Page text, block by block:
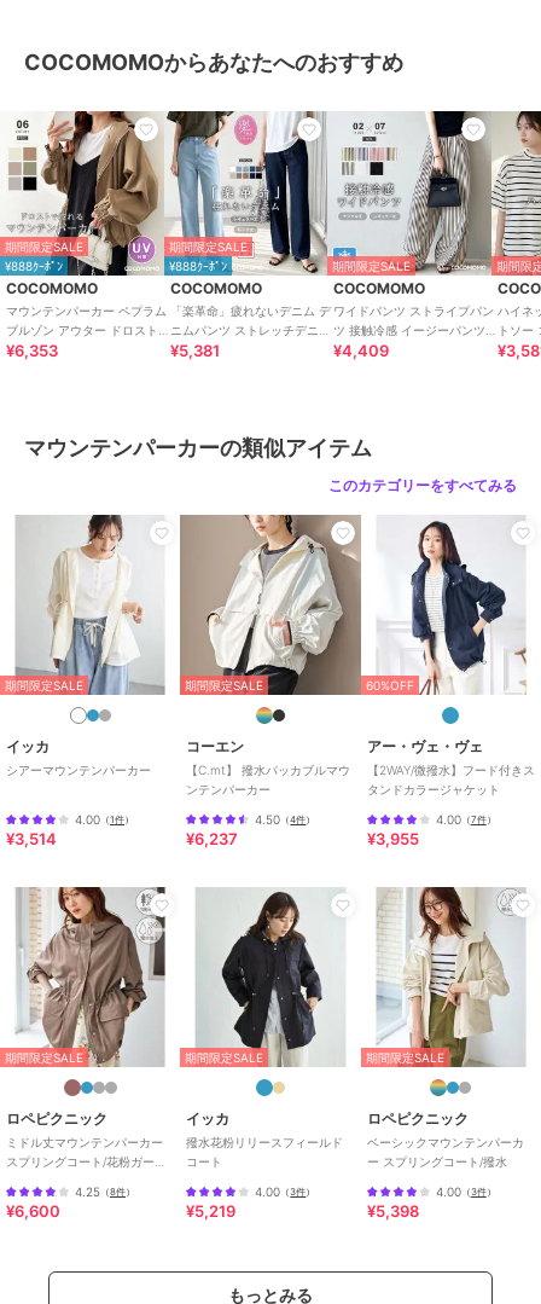
実寸(cm)は画像をご参照ください。
す。
※画像はご覧になっているモニター・パソコン等により実際の商品と
多少色味が異なる場合がございます。
あらかじめご了承くださいませ。
期間限定セール開催中
ブランド COCOMOMO
ショップ ココモモ
性別タイプ
レディース
マウンテンパーカー
レディース
アウター・ジャケット・コート
マウンテンパーカー
カラー
ホワイト、ライトブラウン、ブラ
ック、ライトグリーン、ピンク、
ブルー、グレー、キャラメル
サイズ M,L
素材
ナイロン：100％
商品のお取り扱い方法
アウター・ジャケット・コート
ナイロン/無地/ミドル丈 /フ
ード付き
マウンテンパーカー
/無地/ ミドル丈 /フ
ード付き
原産国 中国製
COCOMOMOからあなたへのおすすめ
期間限定SALE
¥888ｸｰﾎﾟﾝ
COCOMOMO
マウンテンパーカー ペプラム
ブルゾン アウター ドロスト
レディース パーカー ライト
¥6,353
期間限定SALE
¥888ｸｰﾎﾟﾝ
COCOMOMO
「楽革命」疲れないデニム デ
ニムパンツ ストレッチデニム
ウエスト調整 レディース デ
¥5,381
期間限定SALE
COCOMOMO
ワイドパンツ ストライプパン
ツ 接触冷感 イージーパンツ
レディース ストライプ ワイ
¥4,409
期間限
ハイネ
トソー
ディー
マウンテンパーカーの類似アイテム
このカテゴリーをすべてみる
期間限定SALE
イッカ
シアーマウンテンパーカー
4.00 （1件）
¥3,514
期間限定SALE
コーエン
【C.mt】 撥水パッカブルマウ
ンテンパーカー
4.50 （4件）
¥6,237
60%OFF
アー・ヴェ・ヴェ
【2WAY/微撥水】フード付きス
タンドカラージャケット
4.00（7件）
¥3,955
期間限定SALE
ロペピクニック
ミドル丈マウンテンパーカー
スプリングコート/花粉ガー
4.25 （8件）
¥6,600
期間限定SALE
イッカ
撥水花粉リリースフィールド
コート
4.00 （3件）
¥5,219
期間限定SALE
ロペピクニック
ベーシックマウンテンパーカ
ー スプリングコート/撥水
4.00（3件）
¥5,398
もっとみる